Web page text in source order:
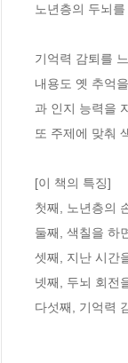
노년층의 두뇌
기억력 감퇴를
내용도 옛 추억
과 인지 능력을
또 주제에 맞춰
[이 책의 특징]
첫째, 노년층의
둘째, 색칠을 하
셋째, 지난 시간
넷째, 두뇌 회전
다섯째, 기억력